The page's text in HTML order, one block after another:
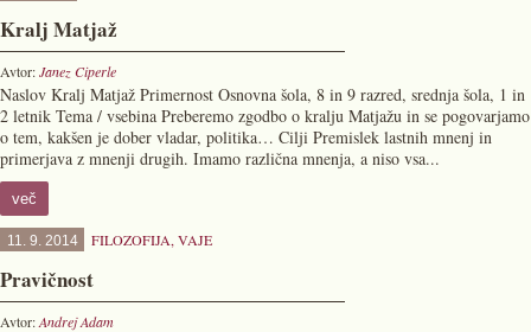
Kralj Matjaž
Avtor:Janez Ciperle
Naslov Kralj Matjaž Primernost Osnovna šola, 8 in 9 razred, srednja šola, 1 in
2 letnik Tema / vsebina Preberemo zgodbo o kralju Matjažu in se pogovarjamo
o tem, kakšen je dober vladar, politika… Cilji Premislek lastnih mnenj in
primerjava z mnenji drugih. Imamo različna mnenja, a niso vsa...
več
11. 9. 2014 FILOZOFIJA, VAJE
Pravičnost
Avtor:Andrej Adam